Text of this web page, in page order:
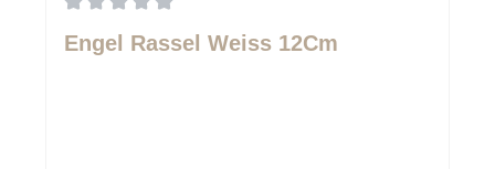
Engel Rassel Weiss 12Cm